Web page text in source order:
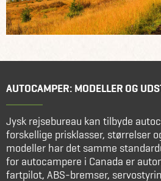
AUTOCAMPER: MODELLER OG
Jysk rejsebureau kan tilbyde
forskellige prisklasser, størrelser
modeller har det samme
for autocampere i Canada er
fartpilot, ABS-bremser,